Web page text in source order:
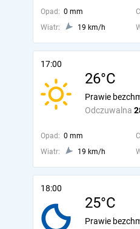
Opad: 0 mm
Wiatr:
19 km/h
17:00
26°C
Odczuwalna
Prawie
Opad: 0 mm
Wiatr:
19 km/h
18:00
25°C
Prawie